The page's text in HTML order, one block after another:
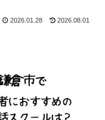
2026.01.28 2026.08.01